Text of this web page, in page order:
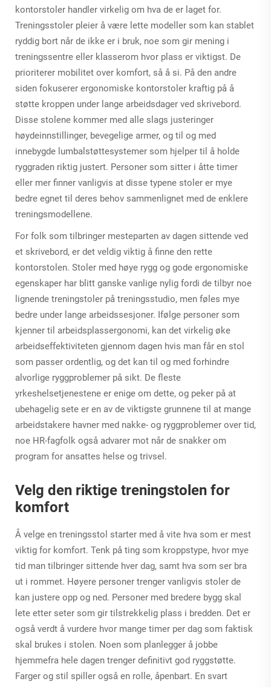
kontorstoler handler virkelig om hva de er laget for.
Treningsstoler pleier å være lette modeller som kan stablet
ryddig bort når de ikke er i bruk, noe som gir mening i
treningssentre eller klasserom hvor plass er viktigst. De
prioriterer mobilitet over komfort, så å si. På den andre
siden fokuserer ergonomiske kontorstoler kraftig på å
støtte kroppen under lange arbeidsdager ved skrivebord.
Disse stolene kommer med alle slags justeringer
høydeinnstillinger, bevegelige armer, og til og med
innebygde lumbalstøttesystemer som hjelper til å holde
ryggraden riktig justert. Personer som sitter i åtte timer
eller mer finner vanligvis at disse typene stoler er mye
bedre egnet til deres behov sammenlignet med de enklere
treningsmodellene.
For folk som tilbringer mesteparten av dagen sittende ved
et skrivebord, er det veldig viktig å finne den rette
kontorstolen. Stoler med høye rygg og gode ergonomiske
egenskaper har blitt ganske vanlige nylig fordi de tilbyr noe
lignende treningstoler på treningsstudio, men føles mye
bedre under lange arbeidssesjoner. Ifølge personer som
kjenner til arbeidsplassergonomi, kan det virkelig øke
arbeidseffektiviteten gjennom dagen hvis man får en stol
som passer ordentlig, og det kan til og med forhindre
alvorlige ryggproblemer på sikt. De fleste
yrkeshelsetjenestene er enige om dette, og peker på at
ubehagelig sete er en av de viktigste grunnene til at mange
arbeidstakere havner med nakke- og ryggproblemer over tid,
noe HR-fagfolk også advarer mot når de snakker om
program for ansattes helse og trivsel.
Velg den riktige treningstolen for
komfort
Å velge en treningsstol starter med å vite hva som er mest
viktig for komfort. Tenk på ting som kroppstype, hvor mye
tid man tilbringer sittende hver dag, samt hva som ser bra
ut i rommet. Høyere personer trenger vanligvis stoler de
kan justere opp og ned. Personer med bredere bygg skal
lete etter seter som gir tilstrekkelig plass i bredden. Det er
også verdt å vurdere hvor mange timer per dag som faktisk
skal brukes i stolen. Noen som planlegger å jobbe
hjemmefra hele dagen trenger definitivt god ryggstøtte.
Farger og stil spiller også en rolle, åpenbart. En svart